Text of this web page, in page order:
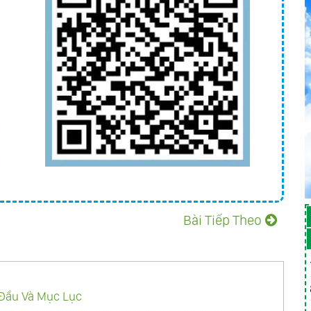
Bao Lâu Nữa Người Ta Sẽ Chứng Kiến
Làm Cho Các Con Mù Lòa Trước Sự Thật
Sợ Ta, Vì Ta Đến Trong Bình An
Trong Việc Thờ Satan, Hắn Sẽ Thực Hiện
Cho Những Người Bị Bệnh Sắp Chết
Tấn Công Của Nhiều Sự Thù Hận
Không Phải Tất Cả Mọi Người Sẽ Đón Nhận
Và Khước Từ Thánh Tử Của Mẹ
Cả Những Ai Bách Hại Các Con Vì Danh Ta,
Bài Tiếp Theo
Và Mục Lục